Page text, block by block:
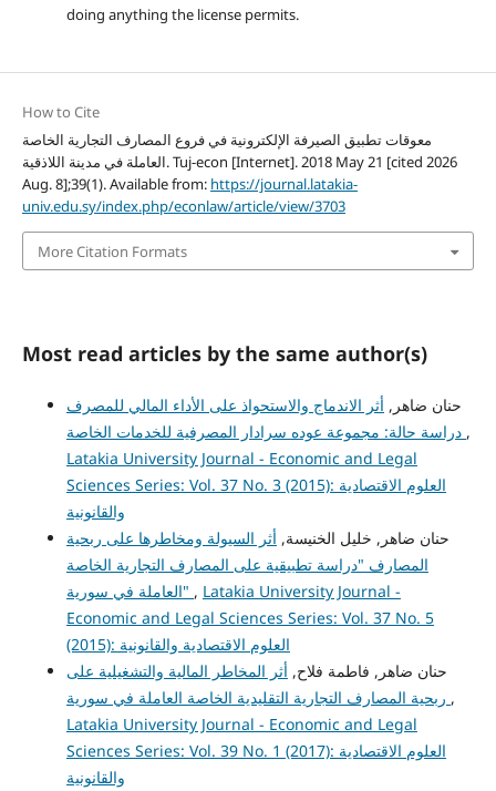
doing anything the license permits.
How to Cite
معوقات تطبيق الصيرفة الإلكترونية في فروع المصارف التجارية الخاصة
العاملة في مدينة اللاذقية. Tuj-econ [Internet]. 2018 May 21 [cited 2026
Aug. 8];39(1). Available from: https://journal.latakia-
univ.edu.sy/index.php/econlaw/article/view/3703
More Citation Formats
Most read articles by the same author(s)
حنان ضاهر, أثر الاندماج والاستحواذ على الأداء المالي للمصرف
دراسة حالة: مجموعة عوده سرادار المصرفية للخدمات الخاصة ,
Latakia University Journal - Economic and Legal
Sciences Series: Vol. 37 No. 3 (2015): العلوم الاقتصادية
والقانونية
حنان ضاهر, خليل الخنيسة, أثر السيولة ومخاطرها على ربحية
المصارف "دراسة تطبيقية على المصارف التجارية الخاصة
العاملة في سورية" , Latakia University Journal -
Economic and Legal Sciences Series: Vol. 37 No. 5
(2015): العلوم الاقتصادية والقانونية
حنان ضاهر, فاطمة فلاح, أثر المخاطر المالية والتشغيلية على
,
Latakia University Journal - Economic and Legal
Sciences Series: Vol. 39 No. 1 (2017): العلوم الاقتصادية
والقانونية